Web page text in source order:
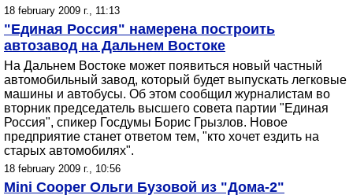
18 february 2009 г., 11:13
"Единая Россия" намерена построить
автозавод на Дальнем Востоке
На Дальнем Востоке может появиться новый частный
автомобильный завод, который будет выпускать легковые
машины и автобусы. Об этом сообщил журналистам во
вторник председатель высшего совета партии "Единая
Россия", спикер Госдумы Борис Грызлов. Новое
предприятие станет ответом тем, "кто хочет ездить на
старых автомобилях".
18 february 2009 г., 10:56
Mini Cooper Ольги Бузовой из "Дома-2"